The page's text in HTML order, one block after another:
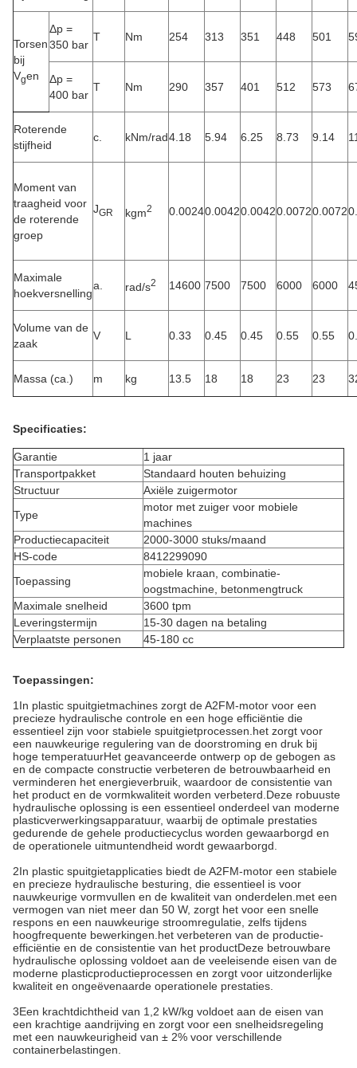
Torsen
bij
Vgen
Δp =
350 bar
T Nm 254 313 351 448 501
Δp =
400 bar
T Nm 290 357 401 512 573
Roterende
stijfheid
c. kNm/rad4.18 5.94 6.25 8.73 9.14
Moment van
traagheid voor
de roterende
groep
JGR kgm2 0.00240.00420.00420.00720.0072
Maximale
hoekversnelling
a. rad/s2 14600 7500 7500 6000 6000
Volume van de
zaak
V L 0.33 0.45 0.45 0.55 0.55
Massa (ca.) m kg 13.5 18 18 23 23
Specificaties:
Garantie
1 jaar
Transportpakket
Standaard houten behuizing
Structuur
Axiële zuigermotor
Type
motor met zuiger voor mobiele
machines
Productiecapaciteit
2000-3000 stuks/maand
HS-code
8412299090
Toepassing
mobiele kraan, combinatie-
oogstmachine, betonmengtruck
Maximale snelheid
3600 tpm
Leveringstermijn
15-30 dagen na betaling
Verplaatste personen
45-180 cc
Toepassingen:
1In plastic spuitgietmachines zorgt de A2FM-motor voor een
precieze hydraulische controle en een hoge efficiëntie die
essentieel zijn voor stabiele spuitgietprocessen.het zorgt voor
een nauwkeurige regulering van de doorstroming en druk bij
hoge temperatuurHet geavanceerde ontwerp op de gebogen as
en de compacte constructie verbeteren de betrouwbaarheid en
verminderen het energieverbruik, waardoor de consistentie van
het product en de vormkwaliteit worden verbeterd.Deze robuuste
hydraulische oplossing is een essentieel onderdeel van moderne
plasticverwerkingsapparatuur, waarbij de optimale prestaties
gedurende de gehele productiecyclus worden gewaarborgd en
de operationele uitmuntendheid wordt gewaarborgd.
2In plastic spuitgietapplicaties biedt de A2FM-motor een stabiele
en precieze hydraulische besturing, die essentieel is voor
nauwkeurige vormvullen en de kwaliteit van onderdelen.met een
vermogen van niet meer dan 50 W, zorgt het voor een snelle
respons en een nauwkeurige stroomregulatie, zelfs tijdens
hoogfrequente bewerkingen.het verbeteren van de productie-
efficiëntie en de consistentie van het productDeze betrouwbare
hydraulische oplossing voldoet aan de veeleisende eisen van de
moderne plasticproductieprocessen en zorgt voor uitzonderlijke
kwaliteit en ongeëvenaarde operationele prestaties.
3Een krachtdichtheid van 1,2 kW/kg voldoet aan de eisen van
een krachtige aandrijving en zorgt voor een snelheidsregeling
met een nauwkeurigheid van ± 2% voor verschillende
containerbelastingen.